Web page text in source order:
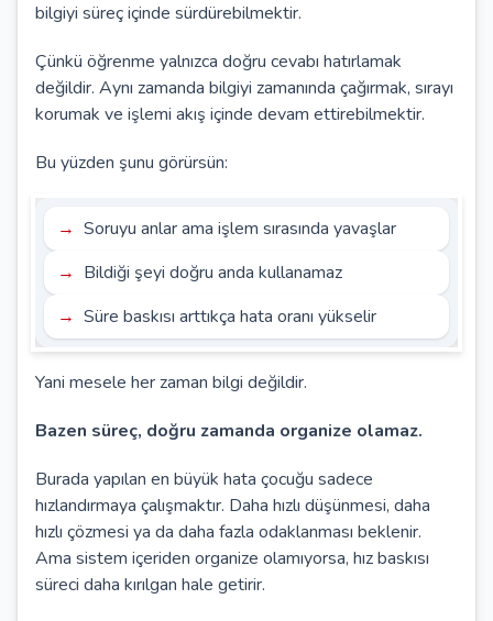
bilgiyi süreç içinde sürdürebilmektir.
Çünkü öğrenme yalnızca doğru cevabı hatırlamak
değildir. Aynı zamanda bilgiyi zamanında çağırmak, sırayı
korumak ve işlemi akış içinde devam ettirebilmektir.
Bu yüzden şunu görürsün:
Soruyu anlar ama işlem sırasında yavaşlar
Bildiği şeyi doğru anda kullanamaz
Süre baskısı arttıkça hata oranı yükselir
Yani mesele her zaman bilgi değildir.
Bazen süreç, doğru zamanda organize olamaz.
Burada yapılan en büyük hata çocuğu sadece
hızlandırmaya çalışmaktır. Daha hızlı düşünmesi, daha
hızlı çözmesi ya da daha fazla odaklanması beklenir.
Ama sistem içeriden organize olamıyorsa, hız baskısı
süreci daha kırılgan hale getirir.